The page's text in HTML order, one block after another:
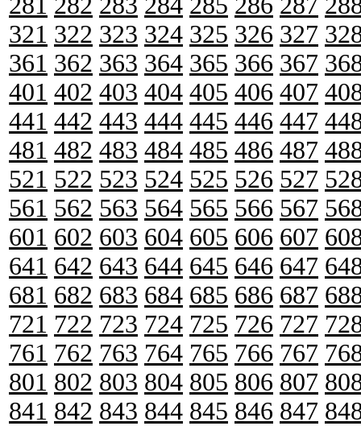
321 322 323 324 325 326 327
361 362 363 364 365 366 367
401 402 403 404 405 406 407
441 442 443 444 445 446 447
481 482 483 484 485 486 487
521 522 523 524 525 526 527
561 562 563 564 565 566 567
601 602 603 604 605 606 607
641 642 643 644 645 646 647
681 682 683 684 685 686 687
721 722 723 724 725 726 727
761 762 763 764 765 766 767
801 802 803 804 805 806 807
841 842 843 844 845 846 847